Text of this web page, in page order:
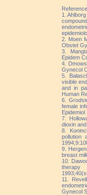
1.
2. Moen
Obstet
3.
Epidem
4.
Gynecol
5.
visible
and in
Human
6.
female
7.
dioxin
8.
pollution
9.
breast
10.
11.
Gynecol